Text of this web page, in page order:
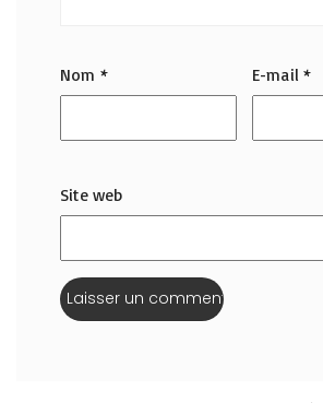
Nom * E-mail*
Site web